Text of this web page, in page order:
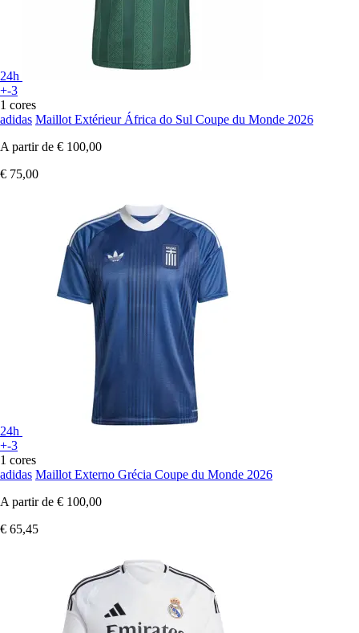
24h
+-3
1 cores
adidas Maillot Extérieur África do Sul Coupe du Monde 2026
A partir de € 100,00
€ 75,00
24h
+-3
1 cores
adidas Maillot Externo Grécia Coupe du Monde 2026
A partir de € 100,00
€ 65,45